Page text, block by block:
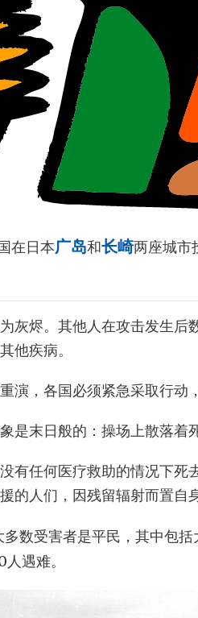
在日本广岛和长崎两座城市
灰烬。其他人在攻击发生
他疾病。
演，各国必须紧急采取行动
是末日般的：操场上散落着
有任何医疗救助的情况下
的人们，因残留辐射而置自
数受害者是平民，其中包括
遇难。